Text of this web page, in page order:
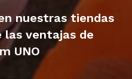
nuestras tiendas
ventajas de
UNO